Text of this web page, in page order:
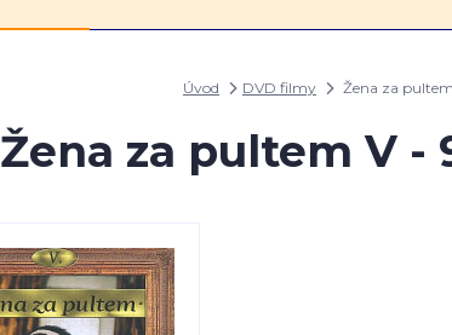
Úvod DVD filmy Žena za
Žena za pultem V -